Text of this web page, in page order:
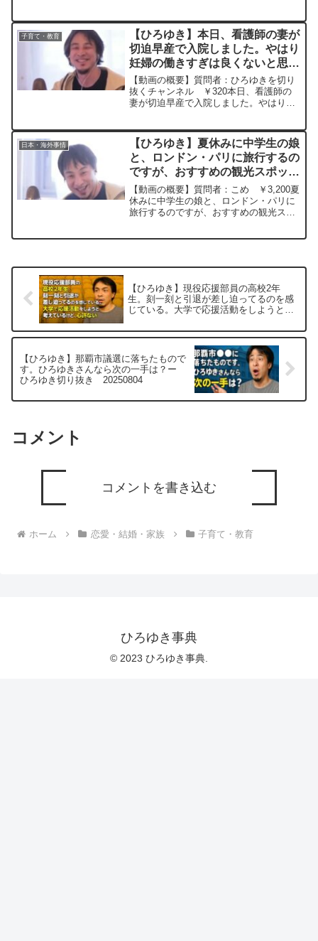
J21 ひろゆきさんの動画で、寄
せ...
子育て・教育
【ひろゆき】本日、看護師の妻が
切迫早産で入院しました。やはり
妊婦の働きすぎは良くないと思い
ませんか？ー ひろゆき切り抜
き 20240326
【動画の概要】質問者：ひろゆきを切り
抜くチャンネル ￥320本日、看護師の
妻が切迫早産で入院しました。やはり妊
る庶民。Paix Dieuを呑みながら
2024/03/26...
日本・海外事情
【ひろゆき】夏休みに中学生の娘
と、ロンドン・パリに旅行するの
ですが、おすすめの観光スポット
を教えてください！あと、何か気
をつける事などあったら、よろし
くお願いします。ーひろゆき切り
【動画の概要】質問者：こめ ￥3,200夏
休みに中学生の娘と、ロンドン・パリに
旅行するのですが、おすすめの観光スポ
【ひろゆき】現役応援部員の高校2年
生。刻一刻と引退が差し迫ってるのを感
じている。大学で応援活動をしようと考
り抜き 20250804
【ひろゆき】那覇市議選に落ちたもので
す。ひろゆきさんなら次の一手は？ー
ひろゆき切り抜き 20250804
コメント
コメントを書き込む
ホーム 恋愛・結婚・家族 子育て・教育
ひろゆき事典
© 2023 ひろゆき事典.